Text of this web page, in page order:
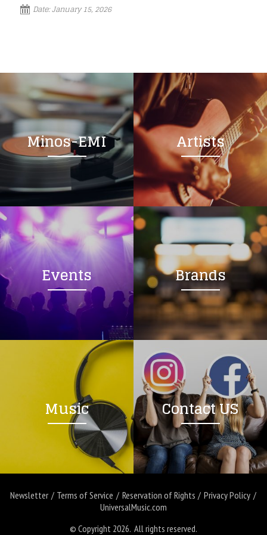
Date:January 15, 2026
Minos-EMI Artists
Events Brands
Music Contact US
Newsletter Terms of Service Reservation of Rights
Privacy Policy
UniversalMusic.com
© Copyright 2026. All rights reserved.